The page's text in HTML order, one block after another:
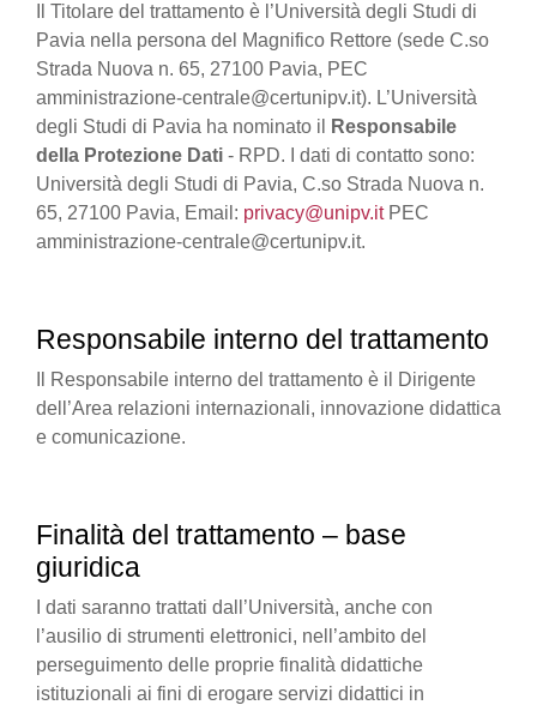
Il Titolare del trattamento è l’Università degli Studi di
Pavia nella persona del Magnifico Rettore (sede C.so
Strada Nuova n. 65, 27100 Pavia, PEC
amministrazione-centrale@certunipv.it). L’Università
degli Studi di Pavia ha nominato il
Responsabile
della Protezione Dati - RPD. I dati di contatto sono:
Università degli Studi di Pavia, C.so Strada Nuova n.
65, 27100 Pavia, Email: privacy@unipv.itPEC
amministrazione-centrale@certunipv.it.
Responsabile interno del trattamento
Il Responsabile interno del trattamento è il Dirigente
dell’Area relazioni internazionali, innovazione didattica
e comunicazione.
Finalità del trattamento – base
giuridica
I dati saranno trattati dall’Università, anche con
l’ausilio di strumenti elettronici, nell’ambito del
perseguimento delle proprie finalità didattiche
istituzionali ai fini di erogare servizi didattici in